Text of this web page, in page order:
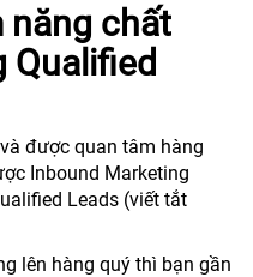
năng chất
Qualified
được quan tâm hàng
Inbound Marketing
Leads (viết tắt
lên hàng quý thì bạn gần